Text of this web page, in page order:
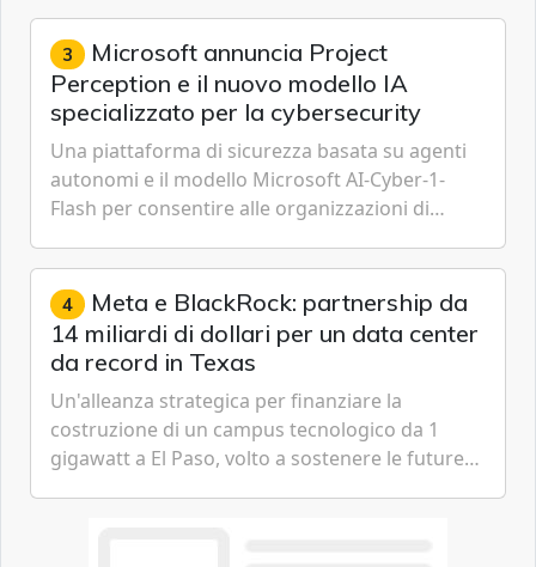
Cybersecurity.
3 Microsoft annuncia Project
Perception e il nuovo modello IA
specializzato per la cybersecurity
Una piattaforma di sicurezza basata su agenti
autonomi e il modello Microsoft AI-Cyber-1-
Flash per consentire alle organizzazioni di
gestione continua del rischio.
4 Meta e BlackRock: partnership da
14 miliardi di dollari per un data center
da record in Texas
Un'alleanza strategica per finanziare la
costruzione di un campus tecnologico da 1
gigawatt a El Paso, volto a sostenere le future